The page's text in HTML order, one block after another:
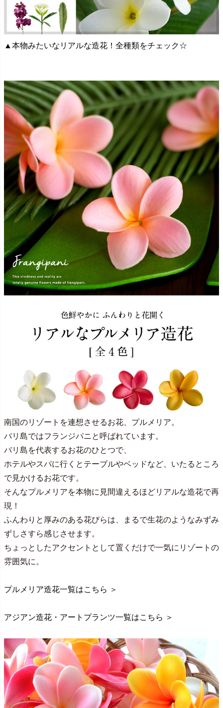
▲本物みたいなリアルな造花！全種類をチェック☆
南国のリゾートを連想させるお花、プルメリア。
バリ島ではフランジパニと呼ばれています。
バリ島を代表するお花のひとつで、
ホテルやスパに行くとテーブルやベッドなど、いたるところ
で見かけるお花です。
そんなプルメリアを本物に見間違えるほどリアルな造花で再
現！
ふんわりと厚みのある花びらは、まるで生花のようなみずみ
ずしさすら感じさせます。
ちょっとしたアクセントとして置くだけで一気にリゾートの
雰囲気に。
プルメリア造花一覧はこちら ＞
アジアン造花・アートプランツ一覧はこちら ＞